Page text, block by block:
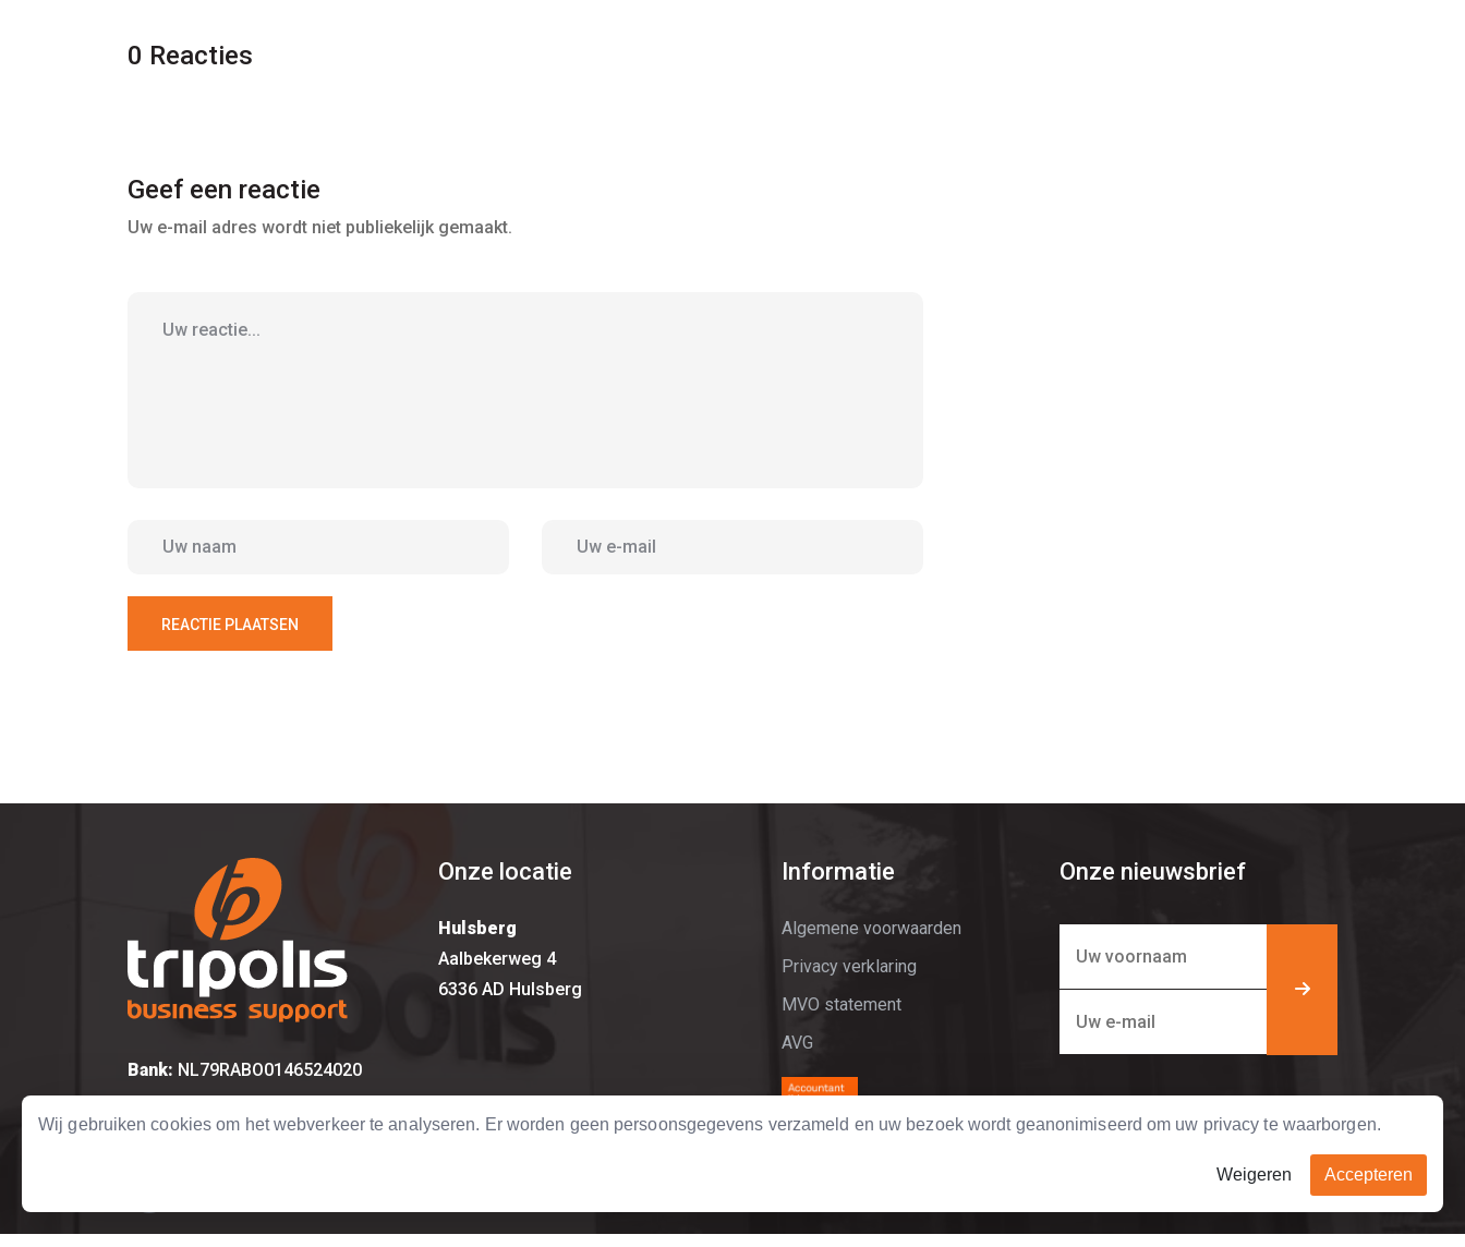
Wij gebruiken cookies om het webverkeer te analyseren. Er worden geen persoonsgegevens verzameld en uw bezoek wordt geanonimiseerd om uw privacy te waarborgen.
Weigeren Accepteren
0 Reacties
Geef een reactie
Uw e-mail adres wordt niet publiekelijk gemaakt.
REACTIE PLAATSEN
Bank: NL79RABO0146524020
Onze locatie
Hulsberg
Aalbekerweg 4
6336 AD Hulsberg
Informatie
Algemene voorwaarden
Privacy verklaring
MVO statement
AVG
Onze nieuwsbrief